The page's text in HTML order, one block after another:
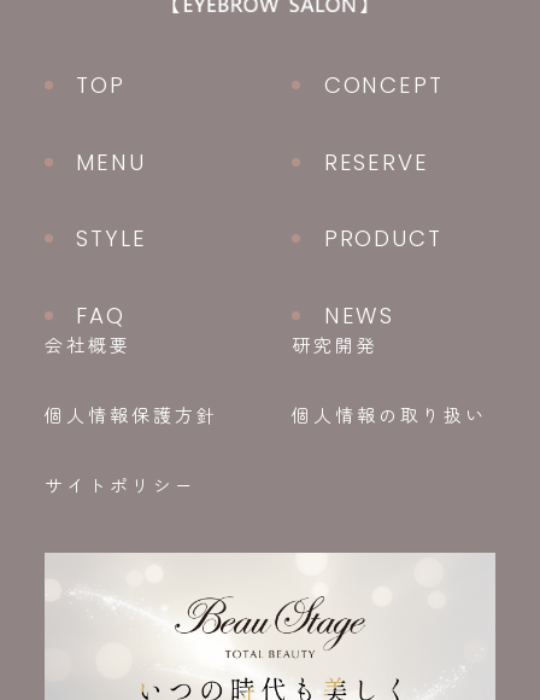
TOP CONCEPT
MENU RESERVE
STYLE PRODUCT
FAQ NEWS
会社概要 研究開発
個人情報保護方針 個人情報の取り扱い
サイトポリシー